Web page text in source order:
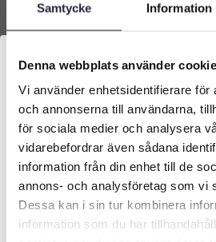
Samtycke Information
Denna webbplats använder
Vi använder enhetsidentifierare för
och annonserna till användarna,
för sociala medier och analysera
vidarebefordrar även sådana
information från din enhet till de
annons- och analysföretag som vi
Dessa kan i sin tur kombinera
information som du har
Impatiens | Flitiga Lisa
Rosa 40 cm
Från:299kr
Lägg till i
Välkommen till
Vilken typ av kund är du? Du
längst upp på
Företagskund (exkl.
Privatkund (inkl.